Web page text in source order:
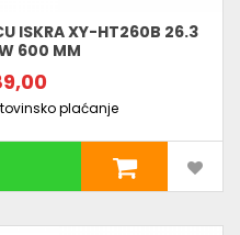
ISKRA XY-HT260B 26.3
600 MM
plaćanje